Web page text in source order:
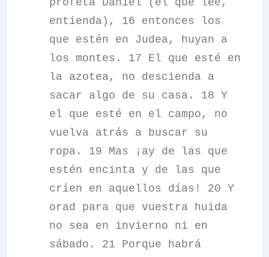
profeta Daniel (el que lee,
entienda), 16 entonces los
que estén en Judea, huyan a
los montes. 17 El que esté en
la azotea, no descienda a
sacar algo de su casa. 18 Y
el que esté en el campo, no
vuelva atrás a buscar su
ropa. 19 Mas ¡ay de las que
estén encinta y de las que
críen en aquellos días! 20 Y
orad para que vuestra huida
no sea en invierno ni en
sábado. 21 Porque habrá